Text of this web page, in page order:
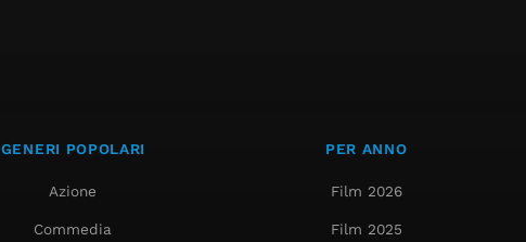
GENERI POPOLARI
Azione
Commedia
PER ANNO
Film 2026
Film 2025